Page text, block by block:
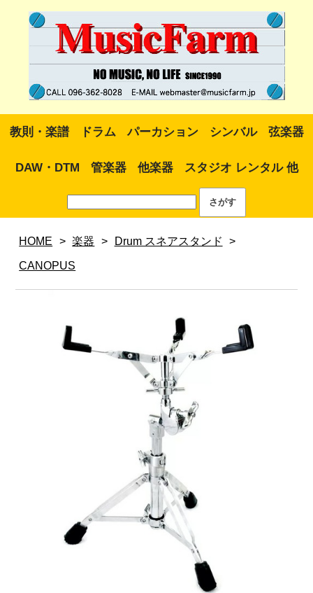
教則・楽譜 ドラム パーカション シンバル 弦楽器
DAW・DTM 管楽器 他楽器 スタジオ レンタル 他
HOME > 楽器 > Drum スネアスタンド >
CANOPUS